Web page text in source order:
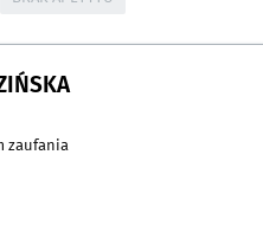
zaufania